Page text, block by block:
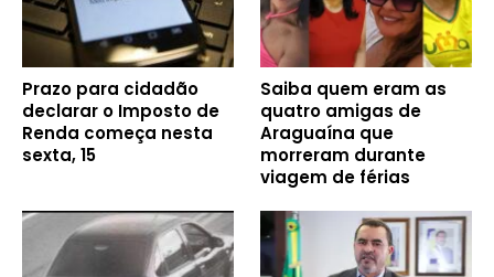
Prazo para cidadão
declarar o Imposto de
Renda começa nesta
sexta, 15
Saiba quem eram as
quatro amigas de
Araguaína que
morreram durante
viagem de férias